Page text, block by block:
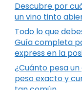
Descubre por
un vino tinto
Todo lo que
Guía completa
express en la
¿Cuánto pesa
peso exacto y